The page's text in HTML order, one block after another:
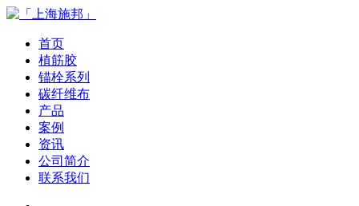
首页
植筋胶
锚栓系列
碳纤维布
产品
案例
资讯
公司简介
联系我们